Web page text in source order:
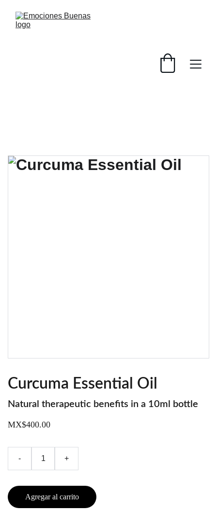
Curcuma Essential Oil
Natural therapeutic benefits in a 10ml bottle
MX$400.00
- +
Agregar al carrito